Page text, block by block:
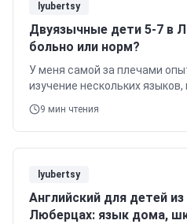
lyubertsy
Двуязычные дети 5-7 в
больно или норм?
У меня самой за плечами
изучение нескольких
билингвизма для меня не
повседневной практики.
9 мин чтения
lyubertsy
Английский для детей
Люберцах: язык дома,